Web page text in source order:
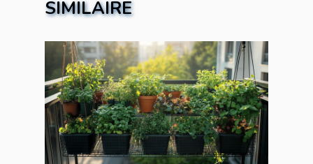
SIMILAIRE